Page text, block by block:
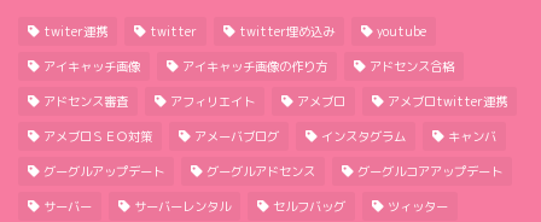
twiter連携 twitter twitter埋め込み youtube
アイキャッチ画像 アイキャッチ画像の作り方 アドセンス合格
アドセンス審査 アフィリエイト アメブロ アメブロtwitter連携
アメブロＳＥＯ対策 アメーバブログ インスタグラム キャンバ
グーグルアップデート グーグルアドセンス グーグルコアアップデート
サーバー サーバーレンタル セルフバッグ ツィッター